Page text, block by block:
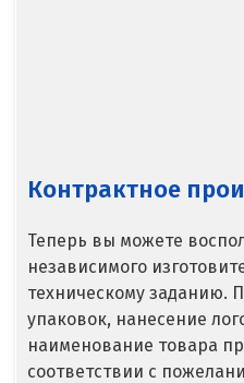
Верхние Серги
Верхний Уфалей
Верхняя Пышма
Контрактное
Теперь вы можете
независимого
техническому заданию.
упаковок, нанесение
наименование товара
соответствии с